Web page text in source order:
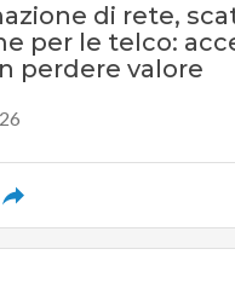
di rete,
per le telco:
perdere valore